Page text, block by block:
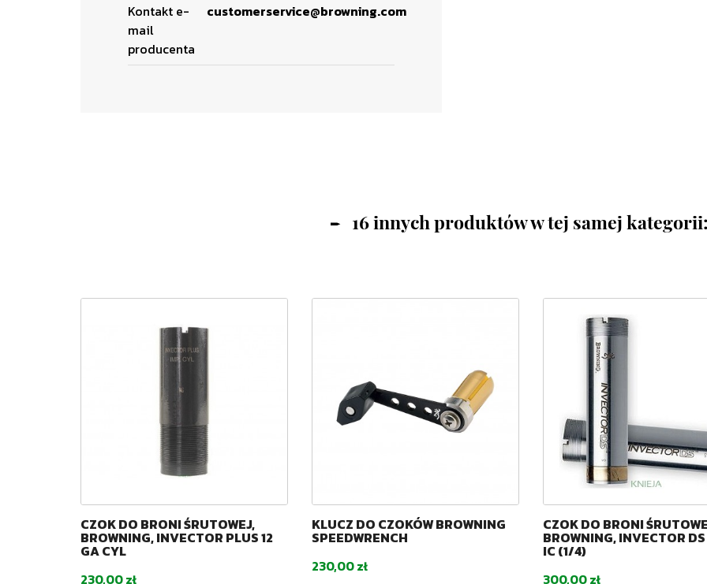
Kontakt e-
mail
producenta
customerservice@browning.com
16 innych produktów w tej samej
CZOK DO BRONI ŚRUTOWEJ,
BROWNING, INVECTOR PLUS 12
GA CYL
Cena
230,00 zł
KLUCZ DO CZOKÓW BROWNING
SPEEDWRENCH
Cena
230,00 zł
CZOK DO BRONI
BROWNING, INVECTOR DS
IC (1/4)
Cena
300,00 zł